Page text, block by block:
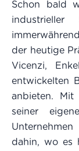
Schon bald
der heutige
Vicenzi,
entwickelten
anbieten. Mit
seiner
dahin, wo es